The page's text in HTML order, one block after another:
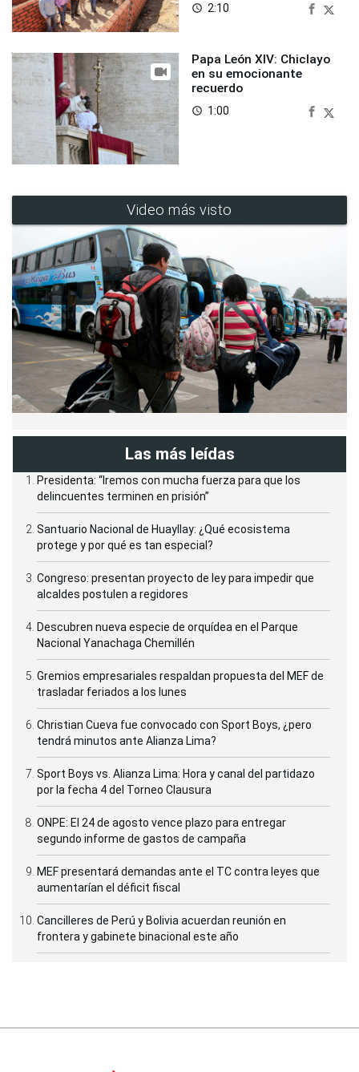
access_time 2:10
Papa León XIV: Chiclayo
en su emocionante
recuerdo
access_time 1:00
Video más visto
Las más leídas
Presidenta: “Iremos con mucha fuerza para que los
delincuentes terminen en prisión”
Santuario Nacional de Huayllay: ¿Qué ecosistema
protege y por qué es tan especial?
Congreso: presentan proyecto de ley para impedir que
alcaldes postulen a regidores
Descubren nueva especie de orquídea en el Parque
Nacional Yanachaga Chemillén
Gremios empresariales respaldan propuesta del MEF de
trasladar feriados a los lunes
Christian Cueva fue convocado con Sport Boys, ¿pero
tendrá minutos ante Alianza Lima?
Sport Boys vs. Alianza Lima: Hora y canal del partidazo
por la fecha 4 del Torneo Clausura
ONPE: El 24 de agosto vence plazo para entregar
segundo informe de gastos de campaña
MEF presentará demandas ante el TC contra leyes que
aumentarían el déficit fiscal
Cancilleres de Perú y Bolivia acuerdan reunión en
frontera y gabinete binacional este año